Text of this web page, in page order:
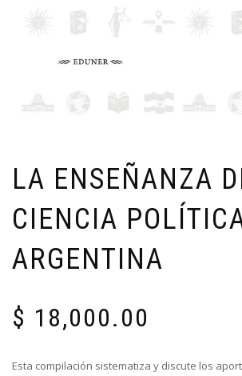
LA ENSEÑANZA
CIENCIA
ARGENTINA
$ 18,000.00
Esta compilación sistematiza y discute los